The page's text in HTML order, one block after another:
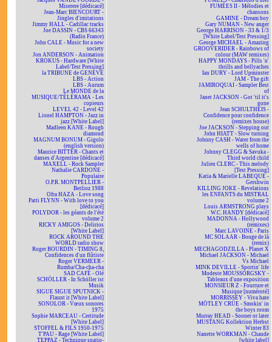
Miserere [dédicacé]
Jean-Marc BIENCOURT -
Jingles d'imitations
Jimmy HALL - Cadillac tracks
Joe DASSIN - CBS 66343
(Radio France)
John CALE - Music for a new
society
Jon ANDERSON - Animation
KROKUS - Hardware [White
Label/Test Pressing]
la TRIBUNE de GENÈVE
LBS - Action
LBS - Aurum
Le MONDE de la
MUSIQUE/TÉLÉRAMA - Les
copieurs
LEVEL 42 - Level 42
Lionel HAMPTON - Jazz in
jazz [White Label]
Madleen KANE - Rough
diamond
MAGNUM BONUM - Gigolo
(english version)
Maurice BITTER - Chants et
danses d'Argentine [dédicacé]
MAXELL - Rock Sampler
Nathalie CARDONE -
Populaire
O.P.R. MONTPELLIER -
Berlioz 1988
Ofra HAZA - Love song
Patti FLYNN - With love to you
[dédicacé]
POLYDOR - les géants de l'été
volume 2
RICKY AMIGOS - Delirios
[White Label]
ROCK AROUND THE
WORLD radio show
Roger BOURDIN - TIMING 8,
Confidences d'un flûtiste
Roger VERMEER -
Rumba/Cha-cha-cha
SAD CAFÉ - Olé
SCHÖLLER - In Schöller ist
Musik
SIGUE SIGUE SPUTNICK -
Flaunt it [White Label]
SONOLOR - Vœux sonores
1975
Sophie MARCEAU - Certitude
[White Label]
STOFFEL & FILS 1950-1975
T'PAU - Rage [White Label]
TEPPAZ - Technique spatio-
FUMÉES II - Mélodies et
chansons
GAMINE - Dream boy
Gary NUMAN - New anger
George HARRISON - 33 & 1/3
[White Label/Test Pressing]
George MICHAEL - Amazing
GROOVERIDER - Rainbows of
colour (MAW remixes)
HAPPY MONDAYS - Pills 'n'
thrills and bellyaches
Ian DURY - Lord Upminster
JAM - The gift
JAMIROQUAI - Sampler Best
of
Janet JACKSON - Got 'til it's
gone
Jean SCHULTHEIS -
Confidence pour confidence
(remixes house)
Joe JACKSON - Stepping out
John HIATT - Slow turning
Johnny CASH - Water from the
wells of home
Johnny CLEGG & Savuka -
Third world child
Julien CLERC - This melody
[Test Pressing]
Katia & Marielle LABEQUE -
Gershwin
KILLING JOKE - Revelations
les ENFANTS du MISTRAL
volume 2
Louis ARMSTRONG plays
W.C. HANDY [dédicacé]
MADONNA - Hollywood
(remixes)
Marc LAVOINE - Paris
MC SOLAAR - Bouge de là
(remix)
MECHAGODZILLA - Planet X
Michael JACKSON - Michael
Vs Michael
MINK DEVILLE - Sportin' life
Modeste MOUSSORGSKY -
Tableaux d'une exposition
MONSIEUR Z - Fourrure et
Musique [numéroté]
MORRISSEY - Viva hate
MÖTLEY CRÜE - Smokin' in
the boys room
Murray HEAD - Sooner or later
MUSTANG Kollektion Herbst
Winter 83
Nanette WORKMAN - Chaude
[white label]